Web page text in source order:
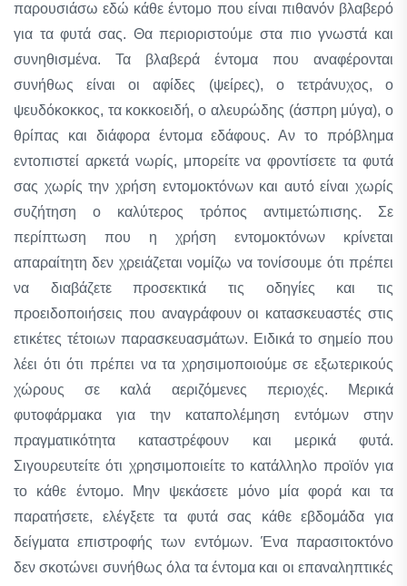
παρουσιάσω εδώ κάθε έντομο που είναι πιθανόν βλαβερό
για τα φυτά σας. Θα περιοριστούμε στα πιο γνωστά και
συνηθισμένα. Τα βλαβερά έντομα που αναφέρονται
συνήθως είναι οι αφίδες (ψείρες), ο τετράνυχος, ο
ψευδόκοκκος, τα κοκκοειδή, ο αλευρώδης (άσπρη μύγα), ο
θρίπας και διάφορα έντομα εδάφους. Αν το πρόβλημα
εντοπιστεί αρκετά νωρίς, μπορείτε να φροντίσετε τα φυτά
σας χωρίς την χρήση εντομοκτόνων και αυτό είναι χωρίς
συζήτηση ο καλύτερος τρόπος αντιμετώπισης. Σε
περίπτωση που η χρήση εντομοκτόνων κρίνεται
απαραίτητη δεν χρειάζεται νομίζω να τονίσουμε ότι πρέπει
να διαβάζετε προσεκτικά τις οδηγίες και τις
προειδοποιήσεις που αναγράφουν οι κατασκευαστές στις
ετικέτες τέτοιων παρασκευασμάτων. Ειδικά το σημείο που
λέει ότι ότι πρέπει να τα χρησιμοποιούμε σε εξωτερικούς
χώρους σε καλά αεριζόμενες περιοχές. Μερικά
φυτοφάρμακα για την καταπολέμηση εντόμων στην
πραγματικότητα καταστρέφουν και μερικά φυτά.
Σιγουρευτείτε ότι χρησιμοποιείτε το κατάλληλο προϊόν για
το κάθε έντομο. Μην ψεκάσετε μόνο μία φορά και τα
παρατήσετε, ελέγξετε τα φυτά σας κάθε εβδομάδα για
δείγματα επιστροφής των εντόμων. Ένα παρασιτοκτόνο
δεν σκοτώνει συνήθως όλα τα έντομα και οι επαναληπτικές